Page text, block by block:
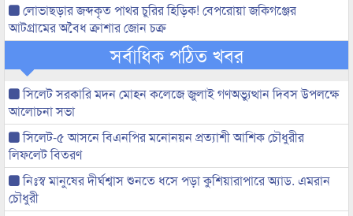
লোভাছড়ার জব্দকৃত পাথর চুরির হিড়িক! বেপরোয়া জকিগঞ্জের
আটগ্রামের অবৈধ ক্রাশার জোন চক্র
সর্বাধিক পঠিত খবর
সিলেট সরকারি মদন মোহন কলেজে জুলাই গণঅভ্যুত্থান দিবস উপলক্ষে
আলোচনা সভা
সিলেট-৫ আসনে বিএনপির মনোনয়ন প্রত্যাশী আশিক চৌধুরীর
লিফলেট বিতরণ
নিঃস্ব মানুষের দীর্ঘশ্বাস শুনতে ধসে পড়া কুশিয়ারাপারে অ্যাড. এমরান
চৌধুরী